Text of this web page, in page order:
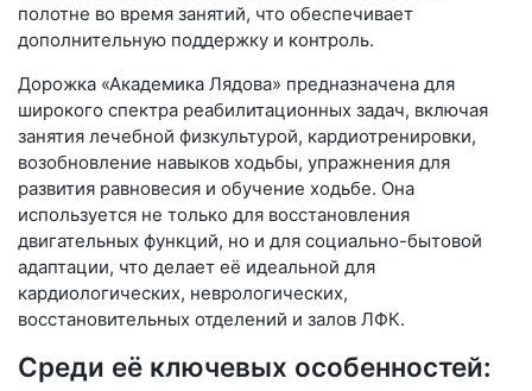
полотне во время занятий, что обеспечивает
дополнительную поддержку и контроль.
Дорожка «Академика Лядова» предназначена для
широкого спектра реабилитационных задач, включая
занятия лечебной физкультурой, кардиотренировки,
возобновление навыков ходьбы, упражнения для
развития равновесия и обучение ходьбе. Она
используется не только для восстановления
двигательных функций, но и для социально-бытовой
адаптации, что делает её идеальной для
кардиологических, неврологических,
восстановительных отделений и залов ЛФК.
Среди её ключевых особенностей: